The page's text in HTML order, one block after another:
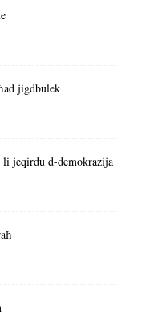
jigdbulek
li jeqirdu d-demokrazija